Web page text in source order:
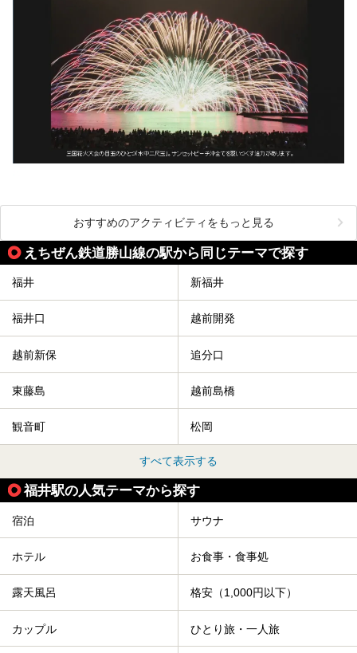
おすすめのアクティビティをもっと見る
えちぜん鉄道勝山線の駅から同じテーマで探す
福井 新福井
福井口 越前開発
越前新保 追分口
東藤島 越前島橋
観音町 松岡
すべて表示する
福井駅の人気テーマから探す
宿泊 サウナ
ホテル お食事・食事処
露天風呂 格安（1,000円以下）
カップル ひとり旅・一人旅